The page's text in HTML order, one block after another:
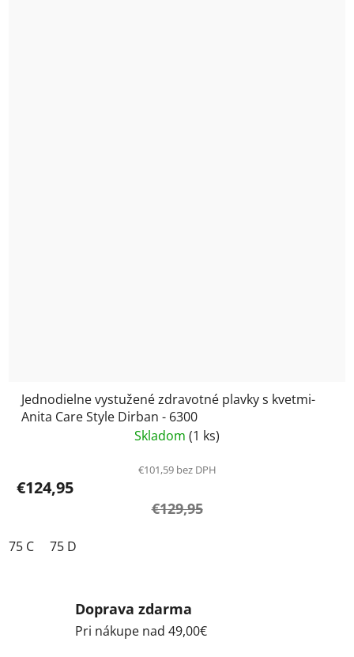
Jednodielne vystužené zdravotné plavky s kvetmi-
Anita Care Style Dirban - 6300
Skladom (1 ks)
€101,59 bez DPH
€124,95
€129,95
75 C 75 D
Doprava zdarma
Pri nákupe nad 49,00€